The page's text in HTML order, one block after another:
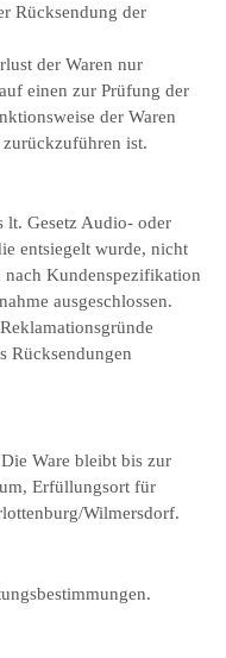
Rücksendung der
der Waren nur
einen zur Prüfung der
der Waren
ist.
lt. Gesetz Audio- oder
entsiegelt wurde, nicht
Kundenspezifikation
ausgeschlossen.
Rücksendungen
Ware bleibt bis zur
Erfüllungsort für
Wilmersdorf.